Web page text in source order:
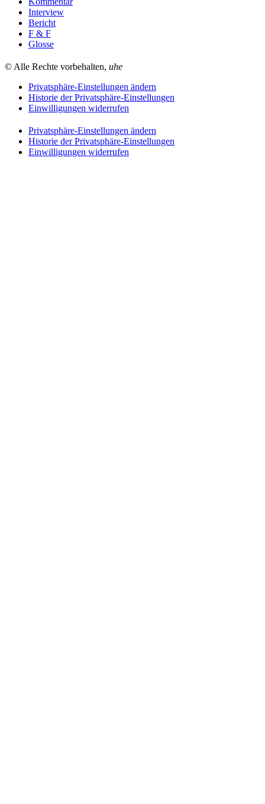
Interview
Bericht
F & F
Glosse
© Alle Rechte vorbehalten, uhe
Privatsphäre-Einstellungen ändern
Historie der Privatsphäre-Einstellungen
Einwilligungen widerrufen
Privatsphäre-Einstellungen ändern
Historie der Privatsphäre-Einstellungen
Einwilligungen widerrufen